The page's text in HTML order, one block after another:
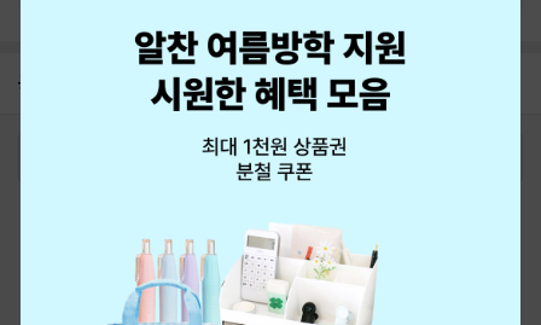
공지 8월 신용카드 무이자할부 안내
최근 본 상품
eBook 1:1문의/채팅상담
예스이십사(주) 사업자 정보
이용약관
개인정보처리방침
청소년보호정책